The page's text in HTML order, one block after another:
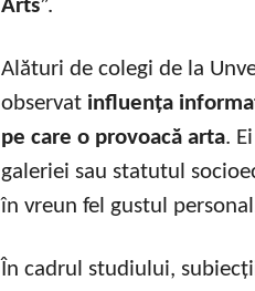
Arts”.
Alături de colegi de la
observat influența
pe care o provoacă arta.
galeriei sau statutul
în vreun fel gustul
În cadrul studiului,